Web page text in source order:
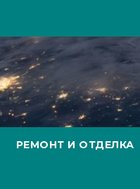
РЕМОНТ И ОТДЕЛКА